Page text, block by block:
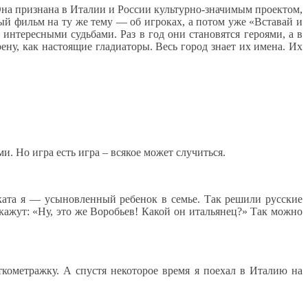
признана в Италии и России культурно-значимым проектом,
фильм на ту же тему — об игроках, а потом уже «Вставай и
судьбами. Раз в год они становятся героями, а в
как настоящие гладиаторы. Весь город знает их имена. Их
Но игра есть игра – всякое может случиться.
я — усыновленный ребенок в семье. Так решили русские
«Ну, это же Воробьев! Какой он итальянец?» Так можно
А спустя некоторое время я поехал в Италию на